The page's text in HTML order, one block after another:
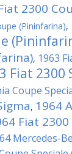
2300
(Pininfarina),
, 1963
Fiat 2300
Coupe
, 1964
Fiat
Mercedes-